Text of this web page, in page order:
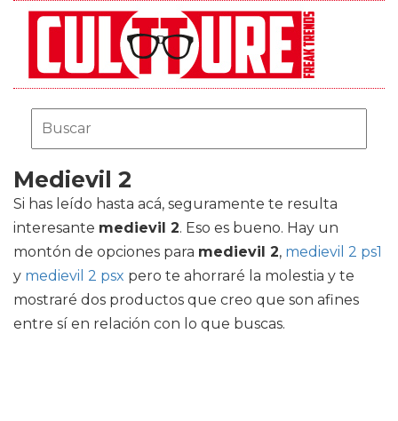
Medievil 2
Si has leído hasta acá, seguramente te resulta
interesante medievil 2. Eso es bueno. Hay un
montón de opciones para medievil 2, medievil 2 ps1
y medievil 2 psx pero te ahorraré la molestia y te
mostraré dos productos que creo que son afines
entre sí en relación con lo que buscas.